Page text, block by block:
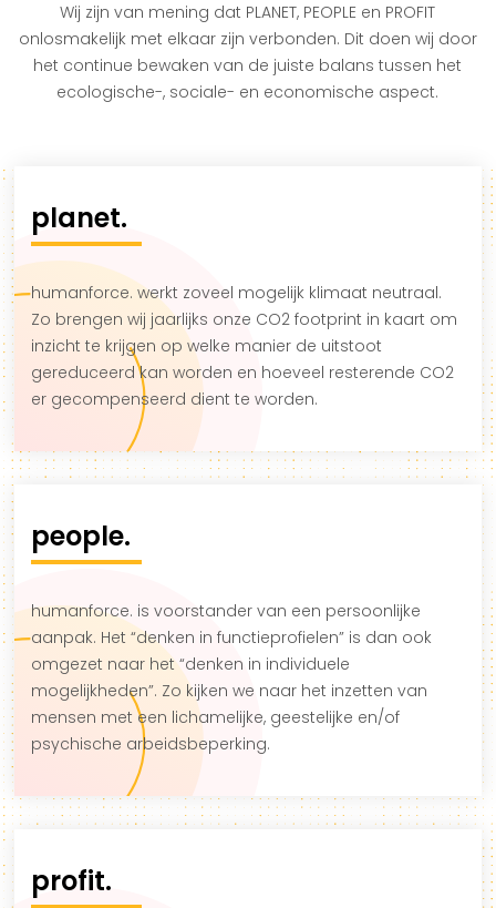
Wij zijn van mening dat PLANET, PEOPLE en PROFIT
onlosmakelijk met elkaar zijn verbonden. Dit doen wij door
het continue bewaken van de juiste balans tussen het
ecologische-, sociale- en economische aspect.
planet.
humanforce. werkt zoveel mogelijk klimaat neutraal.
Zo brengen wij jaarlijks onze CO2 footprint in kaart om
inzicht te krijgen op welke manier de uitstoot
gereduceerd kan worden en hoeveel resterende CO2
er gecompenseerd dient te worden.
people.
humanforce. is voorstander van een persoonlijke
aanpak. Het “denken in functieprofielen” is dan ook
omgezet naar het “denken in individuele
mogelijkheden”. Zo kijken we naar het inzetten van
mensen met een lichamelijke, geestelijke en/of
psychische arbeidsbeperking.
profit.